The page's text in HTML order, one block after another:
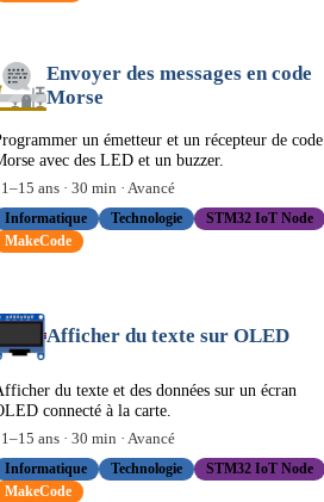
Envoyer des messages en code
Morse
un émetteur et un récepteur de code
avec des LED et un buzzer.
–15 ans · 30 min · Avancé
Informatique
Technologie
STM32 IoT Node
MakeCode
Afficher du texte sur OLED
du texte et des données sur un écran
connecté à la carte.
–15 ans · 30 min · Avancé
Informatique
Technologie
STM32 IoT Node
MakeCode